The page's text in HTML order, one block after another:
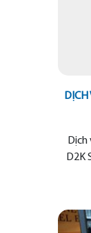
DỊCH
D2K